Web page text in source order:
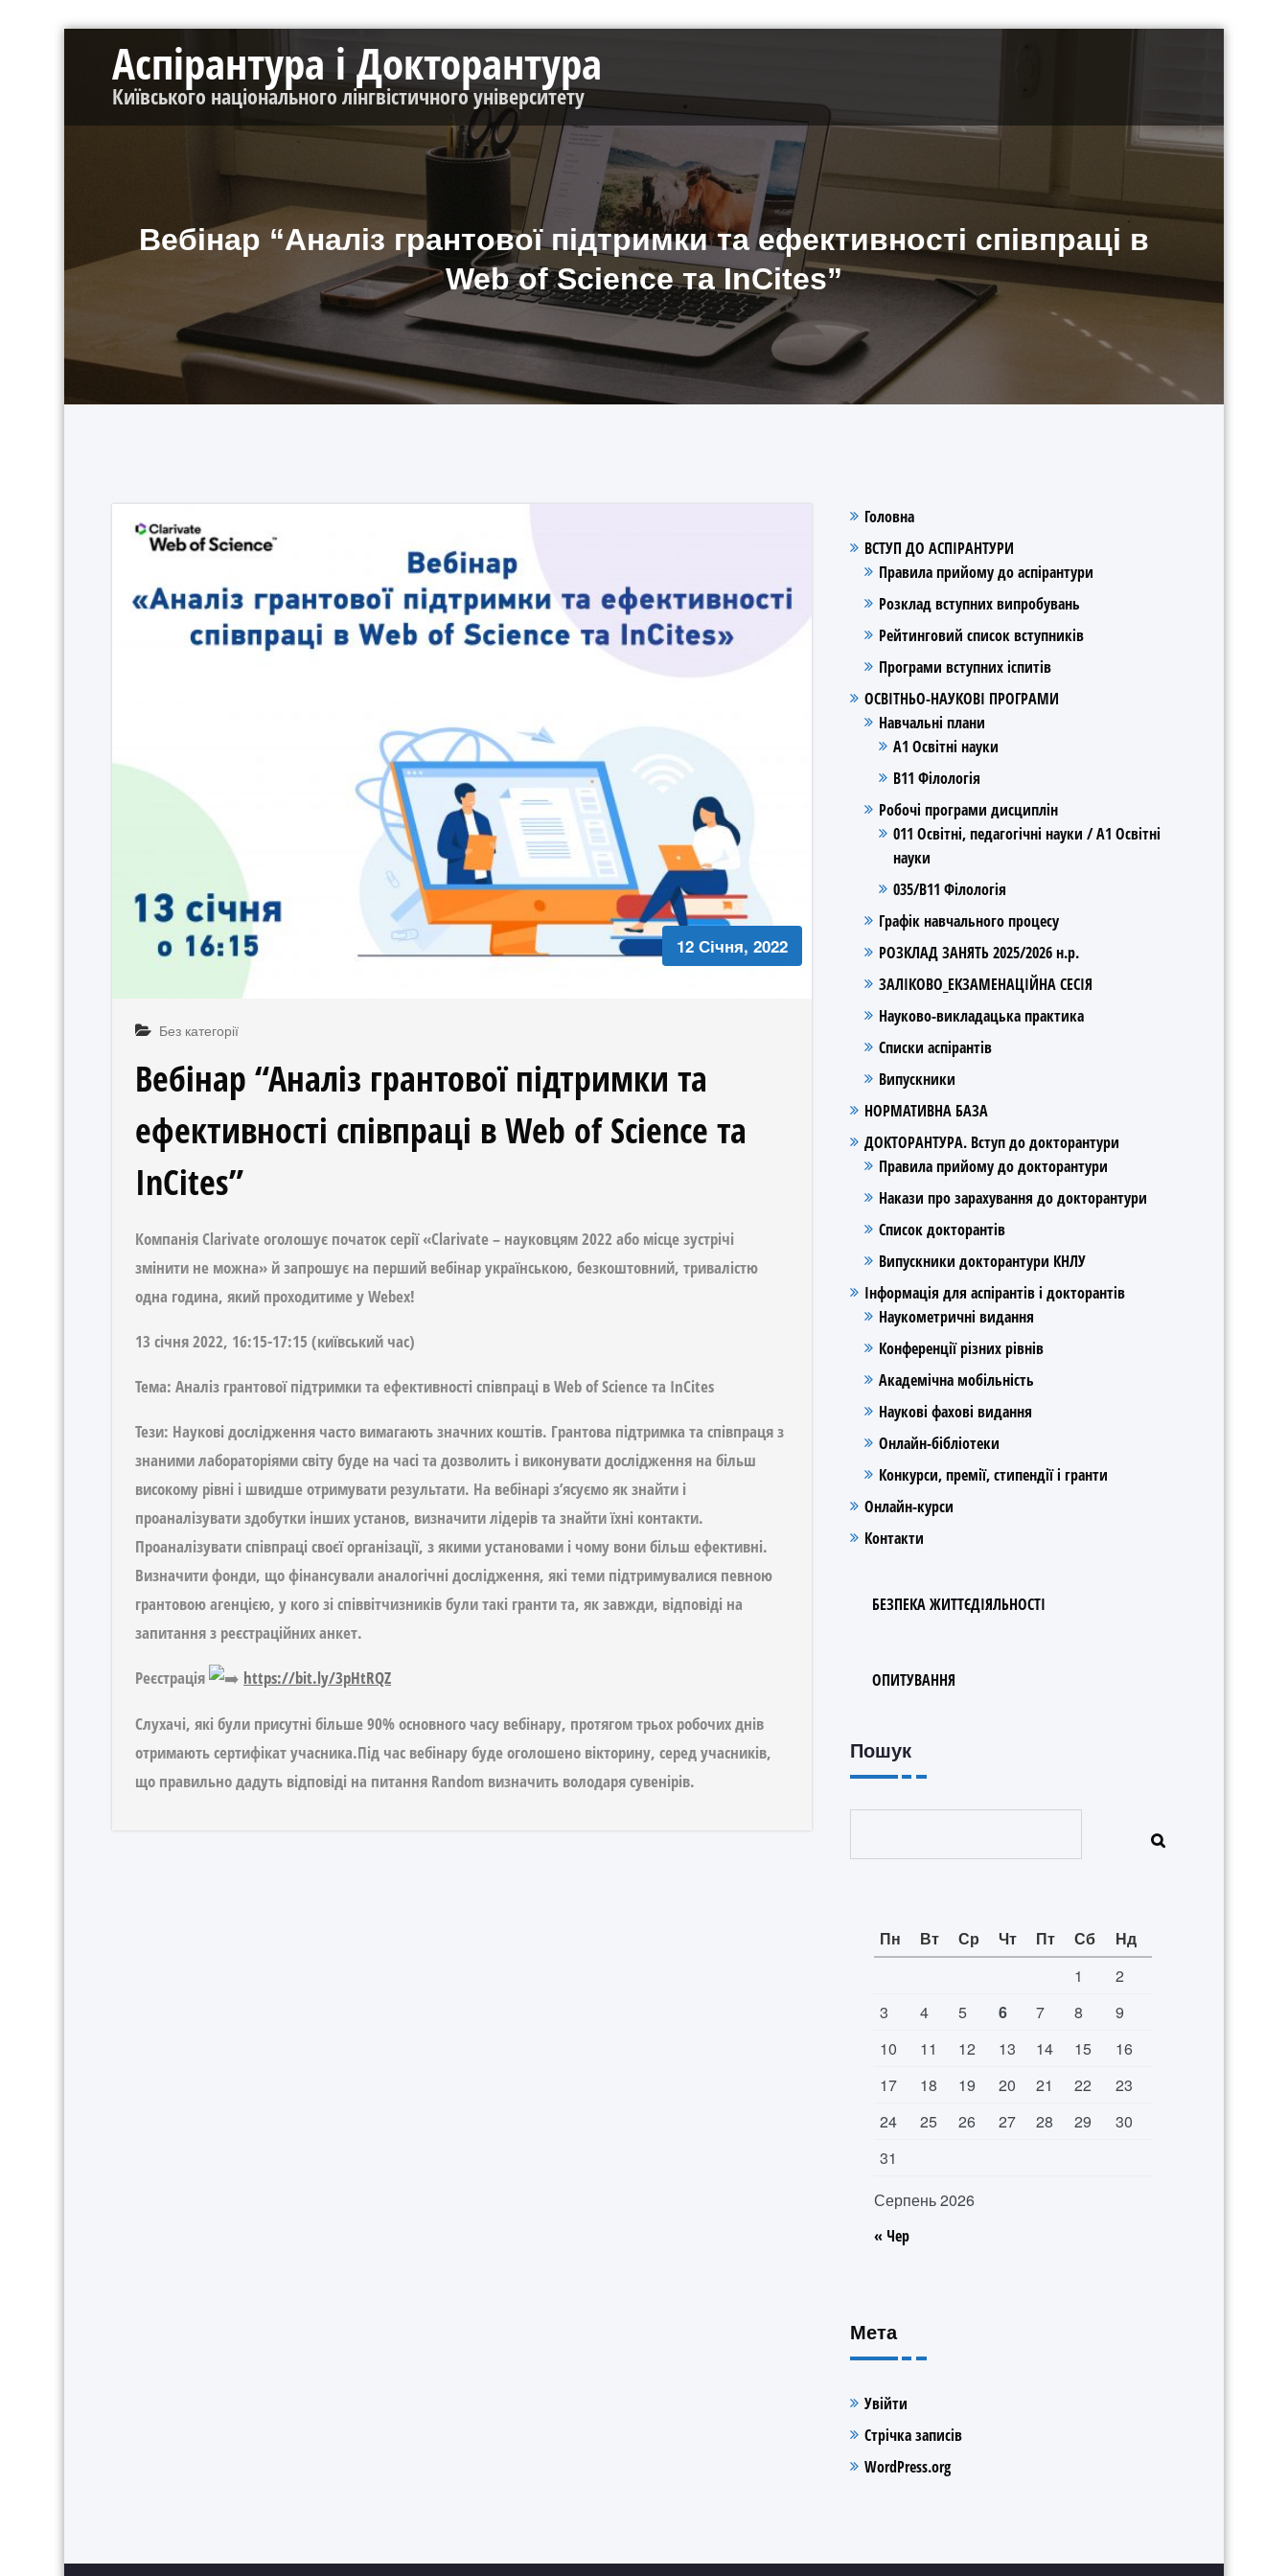
контентуАспірантура і Докторантура
Київського національного лінгвістичного університету
Вебінар “Аналіз грантової підтримки та ефективності співпраці в
Web of Science та InCites”
12 Січня, 2022
Без категорії
Вебінар “Аналіз грантової підтримки та
ефективності співпраці в Web of Science та
InCites”
Компанія Clarivate оголошує початок серії «Clarivate – науковцям 2022 або місце зустрічі
змінити не можна» й запрошує на перший вебінар українською, безкоштовний, тривалістю
одна година, який проходитиме у Webex!
13 січня 2022, 16:15-17:15 (київський час)
Тема: Аналіз грантової підтримки та ефективності співпраці в Web of Science та InCites
Тези: Наукові дослідження часто вимагають значних коштів. Грантова підтримка та співпраця з
знаними лабораторіями світу буде на часі та дозволить і виконувати дослідження на більш
високому рівні і швидше отримувати результати. На вебінарі з’ясуємо як знайти і
проаналізувати здобутки інших установ, визначити лідерів та знайти їхні контакти.
Проаналізувати співпраці своєї організації, з якими установами і чому вони більш ефективні.
Визначити фонди, що фінансували аналогічні дослідження, які теми підтримувалися певною
грантовою агенцією, у кого зі співвітчизників були такі гранти та, як завжди, відповіді на
запитання з реєстраційних анкет.
Реєстрація https://bit.ly/3pHtRQZ
Слухачі, які були присутні більше 90% основного часу вебінару, протягом трьох робочих днів
отримають сертифікат учасника.Під час вебінару буде оголошено вікторину, серед учасників,
що правильно дадуть відповіді на питання Random визначить володаря сувенірів.
Головна
ВСТУП ДО АСПІРАНТУРИ
Правила прийому до аспірантури
Розклад вступних випробувань
Рейтинговий список вступників
Програми вступних іспитів
ОСВІТНЬО-НАУКОВІ ПРОГРАМИ
Навчальні плани
А1 Освітні науки
В11 Філологія
Робочі програми дисциплін
011 Освітні, педагогічні науки / А1 Освітні
науки
035/В11 Філологія
Графік навчального процесу
РОЗКЛАД ЗАНЯТЬ 2025/2026 н.р.
ЗАЛІКОВО_ЕКЗАМЕНАЦІЙНА СЕСІЯ
Науково-викладацька практика
Списки аспірантів
Випускники
НОРМАТИВНА БАЗА
ДОКТОРАНТУРА. Вступ до докторантури
Правила прийому до докторантури
Накази про зарахування до докторантури
Список докторантів
Випускники докторантури КНЛУ
Інформація для аспірантів і докторантів
Наукометричні видання
Конференції різних рівнів
Академічна мобільність
Наукові фахові видання
Онлайн-бібліотеки
Конкурси, премії, стипендії і гранти
Онлайн-курси
Контакти
БЕЗПЕКА ЖИТТЄДІЯЛЬНОСТІ
ОПИТУВАННЯ
Пошук
Серпень 2026
Пн Вт Ср Чт Пт Сб
Нд
1
2
3
4 5 6 7 8
9
10
11 12 13 14 15
16
17
18 19 20 21 22
23
24
25 26 27 28 29
30
31
« Чер
Мета
Увійти
Стрічка записів
WordPress.org